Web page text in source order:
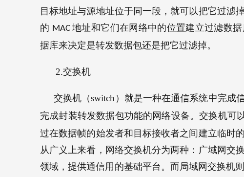
目标地址与源地址位于同一段，就可以把它过滤
的 MAC 地址和它们在网络中的位置建立过滤数
据库来决定是转发数据包还是把它过滤掉。
2.交换机
交换机（switch ）就是一种在通信系统中完成
完成封装转发数据包功能的网络设备。交换机可
过在数据帧的始发者和目标接收者之间建立临时
从广义上来看，网络交换机分为两种：广域网交
领域，提供通信用的基础平台。而局域网交换机